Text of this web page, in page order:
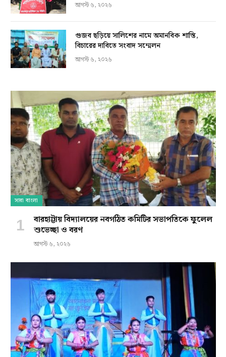
আগস্ট ৬, ২০২৬
গুজব ছড়িয়ে সালিশের নামে অমানবিক শাস্তি,
বিচারের দাবিতে সংবাদ সম্মেলন
আগস্ট ৬, ২০২৬
সারা বাংলা
বারহাট্টায় বিদ্যালয়ের নবগঠিত কমিটির সভাপতিকে ফুলেল
শুভেচ্ছা ও বরণ
আগস্ট ৬, ২০২৬